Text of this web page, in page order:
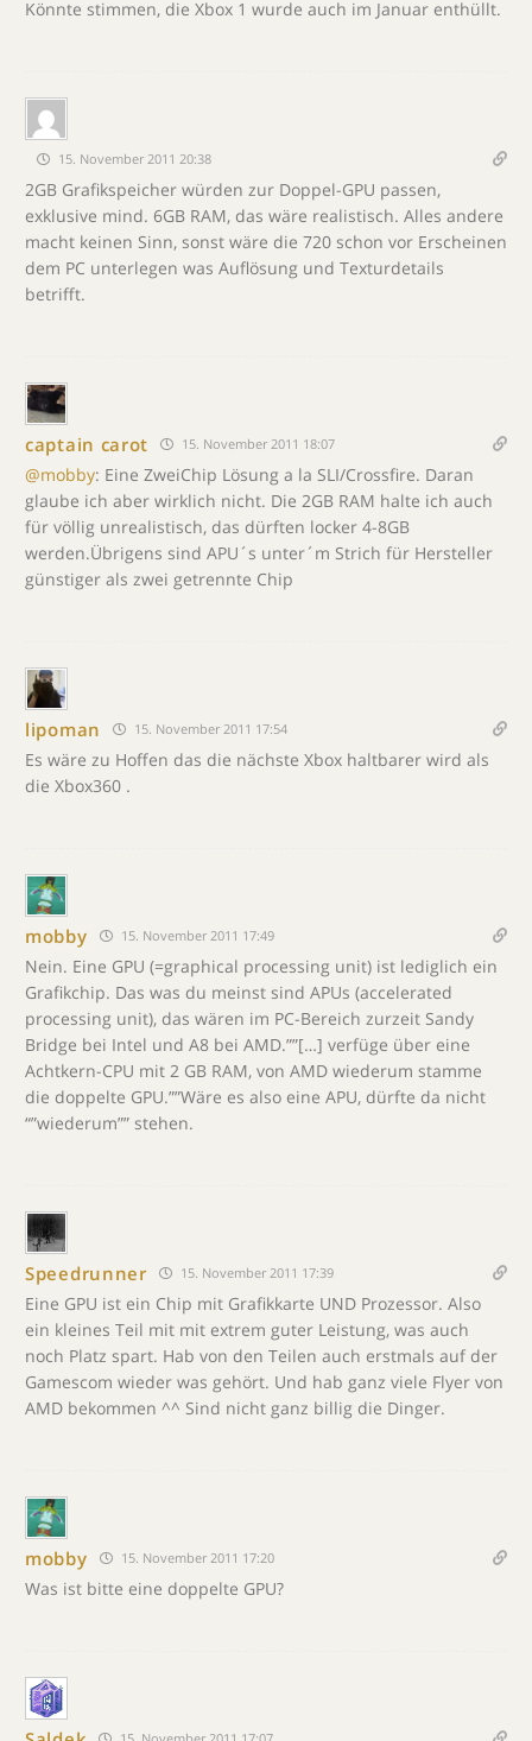
Könnte stimmen, die Xbox 1 wurde auch im Januar enthüllt.
15. November 2011 20:38
2GB Grafikspeicher würden zur Doppel-GPU passen,
exklusive mind. 6GB RAM, das wäre realistisch. Alles andere
macht keinen Sinn, sonst wäre die 720 schon vor Erscheinen
dem PC unterlegen was Auflösung und Texturdetails
betrifft.
captain carot 15. November 2011 18:07
@mobby: Eine ZweiChip Lösung a la SLI/Crossfire. Daran
glaube ich aber wirklich nicht. Die 2GB RAM halte ich auch
für völlig unrealistisch, das dürften locker 4-8GB
werden.Übrigens sind APU´s unter´m Strich für Hersteller
günstiger als zwei getrennte Chip
lipoman 15. November 2011 17:54
Es wäre zu Hoffen das die nächste Xbox haltbarer wird als
die Xbox360 .
mobby 15. November 2011 17:49
Nein. Eine GPU (=graphical processing unit) ist lediglich ein
Grafikchip. Das was du meinst sind APUs (accelerated
processing unit), das wären im PC-Bereich zurzeit Sandy
Bridge bei Intel und A8 bei AMD.””[…] verfüge über eine
Achtkern-CPU mit 2 GB RAM, von AMD wiederum stamme
die doppelte GPU.””Wäre es also eine APU, dürfte da nicht
“”wiederum”” stehen.
Speedrunner 15. November 2011 17:39
Eine GPU ist ein Chip mit Grafikkarte UND Prozessor. Also
ein kleines Teil mit mit extrem guter Leistung, was auch
noch Platz spart. Hab von den Teilen auch erstmals auf der
Gamescom wieder was gehört. Und hab ganz viele Flyer von
AMD bekommen ^^ Sind nicht ganz billig die Dinger.
mobby 15. November 2011 17:20
Was ist bitte eine doppelte GPU?